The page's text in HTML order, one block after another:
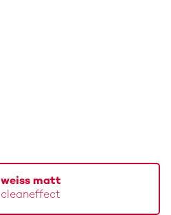
weiss matt
cleaneffect